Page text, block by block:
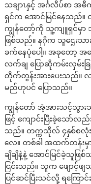
သချာၤနှင့် အင်္ဂလိပ်စာ
ရှင်က အောင်မြင်နေသည်။ ထို့
ကျွန်တော့်ကို သူ့ကျူရှင်မှာ သ
ဖြစ်သည်။ နဂိုက သူဌေးသာ
ခက်နေပုံပေါ့။ အခုတော့ အ
လက်ချ ပြောဆိုကမ်းလှမ်း
တိုက်တွန်းအားပေးသည်။
မည်ဟုပင် ပြောသည်။
ကျွန်တော် အံ့အားသင့်သွ
ဖြင့် ကျောင်းပြီးခဲ့သော်
သည်။ တက္ကသိုလ် ၄နှစ်စလုံး
လေ။ တစ်ခါ အထက်တန်းမှ
ချိချိနဲ့နဲ့ အောင်မြင်ခဲ့သူဖ
ငြင်းသည်။ သူက ဖျောင့်
ပြင်ဆင်ပြီးသင်လို့ ရကြော